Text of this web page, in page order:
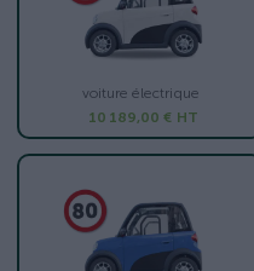
voiture électrique
10 189,00 € HT